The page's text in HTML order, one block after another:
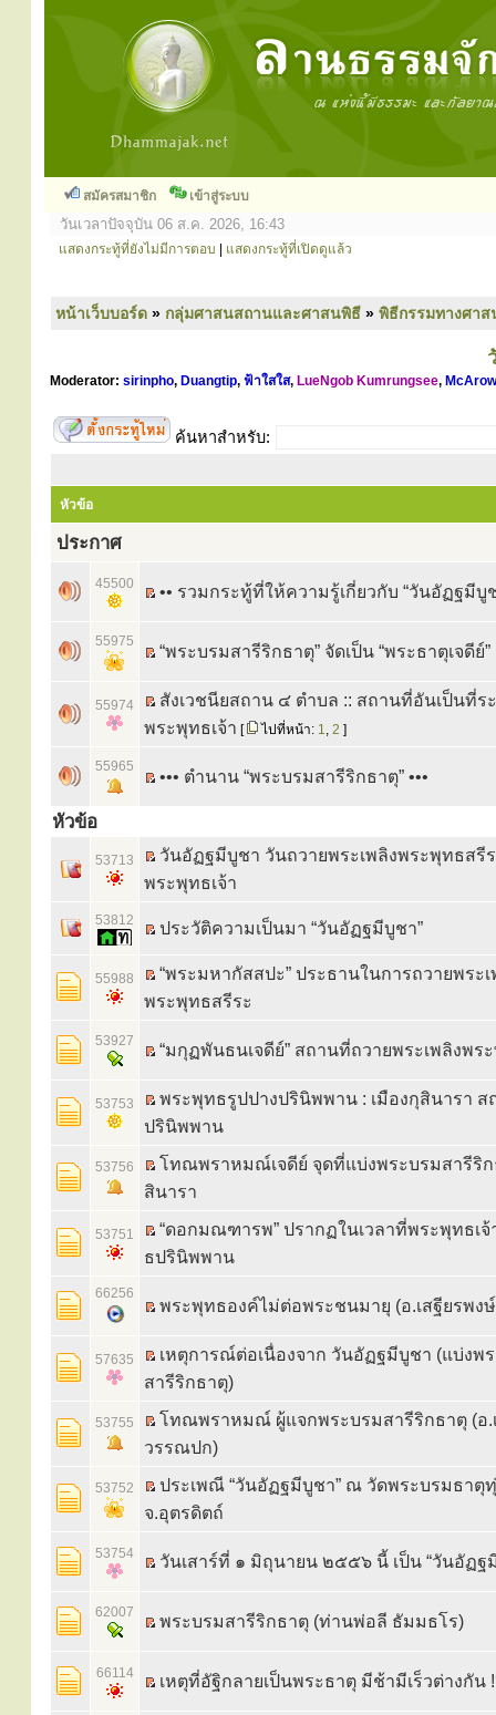
สมัครสมาชิก เข้าสู่ระบบ
วันเวลาปัจจุบัน 06 ส.ค. 2026, 16:43
แสดงกระทู้ที่ยังไม่มีการตอบ แสดงกระทู้ที่เปิดดูแล้ว
หน้าเว็บบอร์ด » กลุ่มศาสนสถานและศาสนพิธี » พิธีกรรมทางศา
Moderator: sirinpho, Duangtip, ฟ้าใสใส, LueNgob Kumrungsee,
ค้นหาสำหรับ:
หัวข้อ
ประกาศ
45500 •• รวมกระทู้ที่ให้ความรู้เกี่ยวกับ “วันอัฏฐมีบูช
55975
“พระบรมสารีริกธาตุ” จัดเป็น “พระธาตุเจดีย์”
55974
สังเวชนียสถาน ๔ ตำบล :: สถานที่อันเป็นที่ร
พระพุทธเจ้า [ ไปที่หน้า: 1, 2 ]
55965
••• ตำนาน “พระบรมสารีริกธาตุ” •••
หัวข้อ
53713
วันอัฏฐมีบูชา วันถวายพระเพลิงพระพุทธสรี
พระพุทธเจ้า
53812 ประวัติความเป็นมา “วันอัฏฐมีบูชา”
55988
“พระมหากัสสปะ” ประธานในการถวายพระเ
พระพุทธสรีระ
53927 “มกุฏพันธนเจดีย์” สถานที่ถวายพระเพลิงพร
53753
พระพุทธรูปปางปรินิพพาน : เมืองกุสินารา ส
ปรินิพพาน
53756
โทณพราหมณ์เจดีย์ จุดที่แบ่งพระบรมสารีริก
สินารา
53751
“ดอกมณฑารพ” ปรากฏในเวลาที่พระพุทธเจ้
ธปรินิพพาน
66256
พระพุทธองค์ไม่ต่อพระชนมายุ (อ.เสฐียรพง
57635
เหตุการณ์ต่อเนื่องจาก วันอัฏฐมีบูชา (แบ่งพ
สารีริกธาตุ)
53755
โทณพราหมณ์ ผู้แจกพระบรมสารีริกธาตุ (อ.
วรรณปก)
53752
ประเพณี “วันอัฏฐมีบูชา” ณ วัดพระบรมธาตุ
จ.อุตรดิตถ์
53754 วันเสาร์ที่ ๑ มิถุนายน ๒๕๕๖ นี้ เป็น “วันอัฏฐ
62007 พระบรมสารีริกธาตุ (ท่านพ่อลี ธัมมธโร)
66114 เหตุที่อัฐิกลายเป็นพระธาตุ มีช้ามีเร็วต่างกัน